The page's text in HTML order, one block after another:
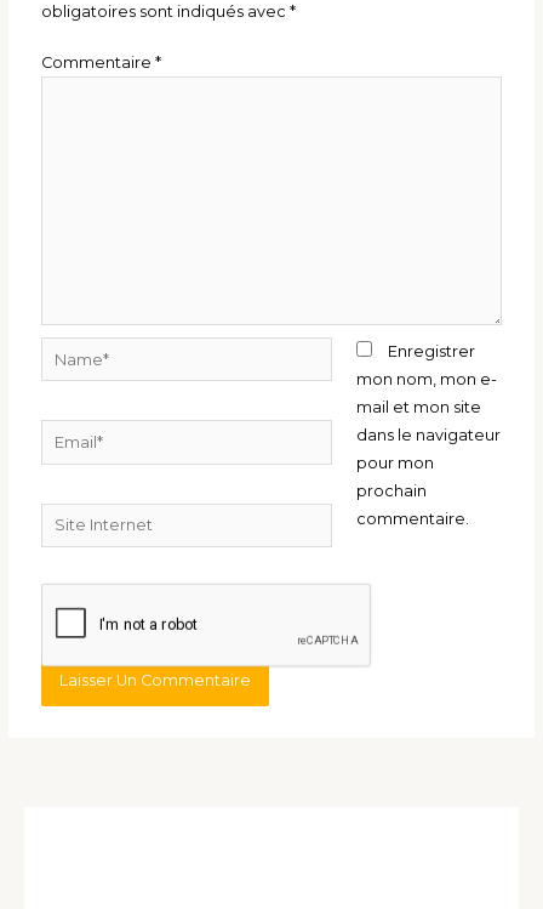
obligatoires sont indiqués avec*
Commentaire*
Email*
Site
Internet
Enregistrer
mon nom, mon e-
mail et mon site
dans le navigateur
pour mon
prochain
commentaire.